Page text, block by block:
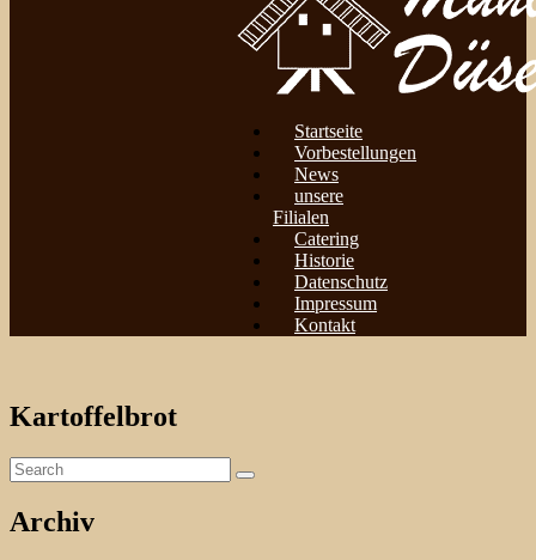
Startseite
Vorbestellungen
News
unsere
Filialen
Catering
Historie
Datenschutz
Impressum
Kontakt
Kartoffelbrot
Archiv